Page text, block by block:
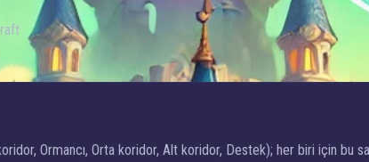
Ormancı, Orta koridor, Alt koridor, Destek); her biri için bu